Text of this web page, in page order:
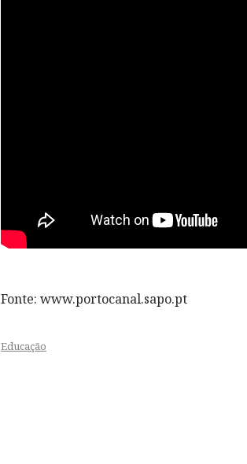
Fonte: www.portocanal.sapo.pt
Educação